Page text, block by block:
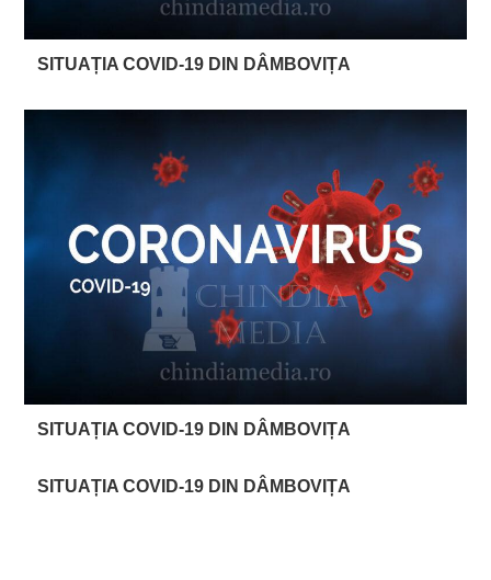
SITUAȚIA COVID-19 DIN DÂMBOVIȚA
SITUAȚIA COVID-19 DIN DÂMBOVIȚA
SITUAȚIA COVID-19 DIN DÂMBOVIȚA